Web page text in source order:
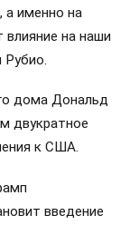
а именно на
на наши
дома Дональд
двукратное
к США.
введение